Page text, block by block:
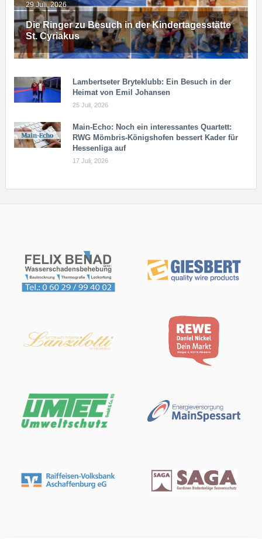
Die Ringer zu Besuch in der Kindertagesstätte
St. Cyriakus
29 Juli, 2026
Lambertseter Bryteklubb: Ein Besuch in der
Heimat von Emil Johansen
25 Juli, 2026
Main-Echo: Noch ein in­ter­es­san­tes Quar­tett:
RWG Möm­b­ris-Kö­n­igs­ho­fen bessert Kader für
Hessenliga auf
17 Juli, 2026